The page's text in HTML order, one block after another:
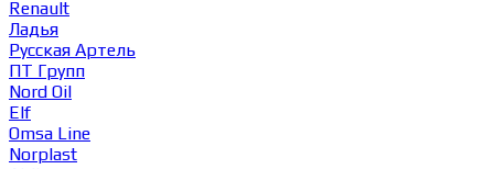
Renault
Ладья
Русская Артель
ПТ Групп
Nord Oil
Elf
Omsa Line
Norplast